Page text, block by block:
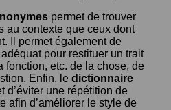
permet de trouver
au contexte que ceux dont
Il permet également de
pour restituer un trait
fonction, etc. de la chose, de
Enfin, le dictionnaire
d’éviter une répétition de
afin d’améliorer le style de